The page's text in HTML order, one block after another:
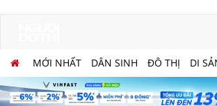
MỚI NHẤT DÂN SINH ĐÔ THỊ DI